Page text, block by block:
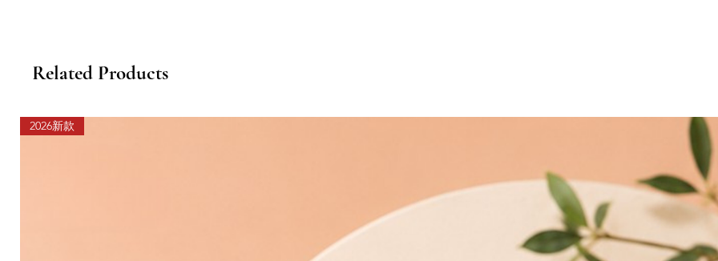
Related Products
2026新款